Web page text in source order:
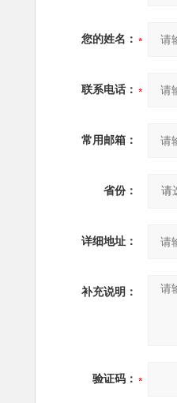
您的姓名：
联系电话：
常用邮箱：
省份：
详细地址：
补充说明：
验证码：